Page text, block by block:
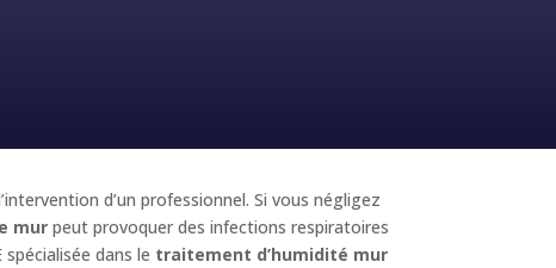
d’un professionnel. Si vous négligez
mur peut provoquer des infections respiratoires
dans le traitement d’humidité mur